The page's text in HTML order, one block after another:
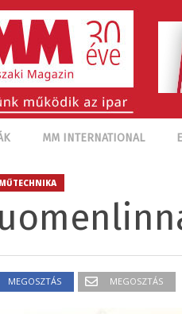
MM INTERNATIONAL
MEGOSZTÁS MEGOSZTÁS